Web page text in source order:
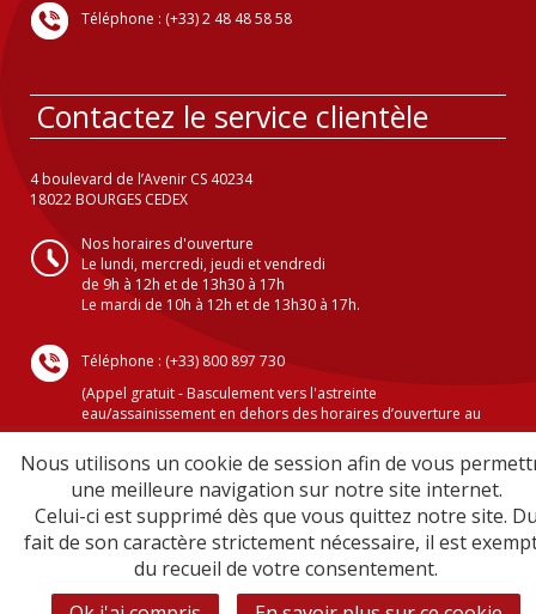
Téléphone : (+33) 2 48 48 58 58
Contactez le service clientèle
4 boulevard de l’Avenir CS 40234
18022 BOURGES CEDEX
Nos horaires d'ouverture
Le lundi, mercredi, jeudi et vendredi
de 9h à 12h et de 13h30 à 17h
Le mardi de 10h à 12h et de 13h30 à 17h.
Téléphone : (+33) 800 897 730
(Appel gratuit - Basculement vers l'astreinte
eau/assainissement en dehors des horaires d’ouverture au
public )
Crédits
Mentions légales
Plan du site
Sécurité informatique
Nous utilisons un cookie de session afin de vous
une meilleure navigation sur notre site internet.
Celui-ci est supprimé dès que vous quittez notre site.
fait de son caractère strictement nécessaire, il est
du recueil de votre consentement.